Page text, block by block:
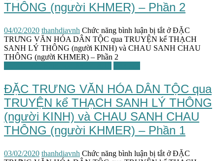
THÔNG (người KHMER) – Phần 2
04/02/2020 thanhdiavnh Chức năng bình luận bị tắt ở ĐẶC
TRƯNG VĂN HÓA DÂN TỘC qua TRUYỆN kể THẠCH
SANH LÝ THÔNG (người KINH) và CHAU SANH CHAU
THÔNG (người KHMER) – Phần 2
ĐẶC TRƯNG VĂN HÓA DÂN TỘC qua
TRUYỆN kể THẠCH SANH LÝ THÔNG
(người KINH) và CHAU SANH CHAU
THÔNG (người KHMER) – Phần 1
03/02/2020 thanhdiavnh Chức năng bình luận bị tắt ở ĐẶC